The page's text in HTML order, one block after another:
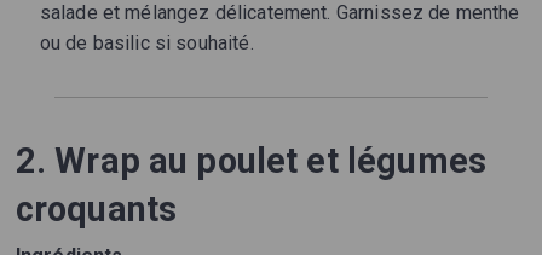
salade et mélangez délicatement. Garnissez de menthe
ou de basilic si souhaité.
2. Wrap au poulet et légumes
croquants